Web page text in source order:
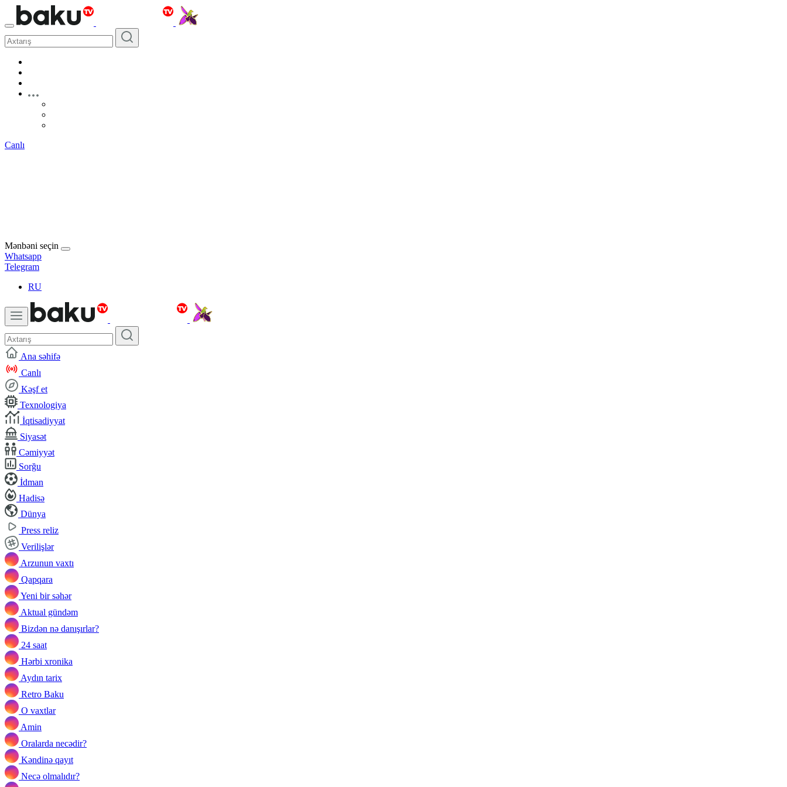
Canlı
Mənbəni seçin
Whatsapp
Telegram
RU
Ana səhifə
Canlı
Kəşf et
Texnologiya
İqtisadiyyat
Siyasət
Cəmiyyət
Sorğu
İdman
Hadisə
Dünya
Press reliz
Verilişlər
Arzunun vaxtı
Qapqara
Yeni bir səhər
Aktual gündəm
Bizdən nə danışırlar?
24 saat
Hərbi xronika
Aydın tarix
Retro Baku
O vaxtlar
Amin
Oralarda necədir?
Kəndinə qayıt
Necə olmalıdır?